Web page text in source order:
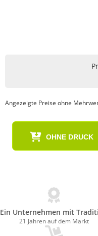
Angezeigte Preise ohne
OHNE DRUCK
Ein Unternehmen mit
21 Jahren auf dem Markt